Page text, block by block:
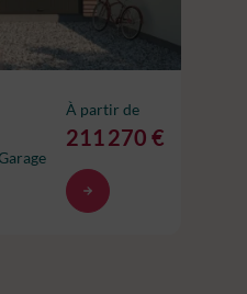
À partir de
211 270 €